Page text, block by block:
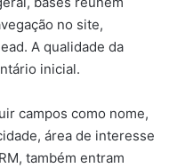
no site,
A qualidade da
inicial.
campos como nome,
área de interesse
também entram